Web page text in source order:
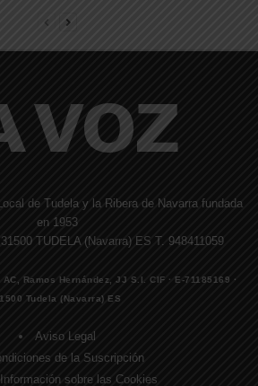
de Tudela y la Ribera de Navarra fundada
en 1953
TUDELA (Navarra) ES T. 948411059
Ramos Hernández, JJ S.I. CIF · E-71185169 ·
Tudela (Navarra) ES
Aviso Legal
de la Suscripción
sobre las Cookies